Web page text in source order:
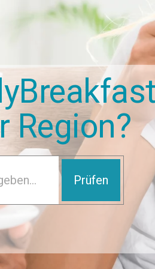
Region?
Prüfen